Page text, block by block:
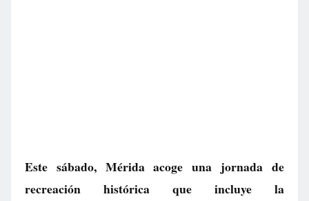
Este sábado, Mérida acoge una jornada de
recreación histórica que incluye la